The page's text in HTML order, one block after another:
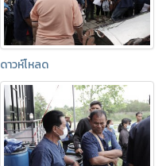
ดาวห์โหลด